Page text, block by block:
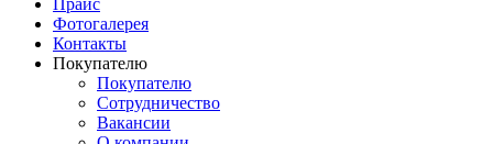
Прайс
Фотогалерея
Контакты
Покупателю
Покупателю
Сотрудничество
Вакансии